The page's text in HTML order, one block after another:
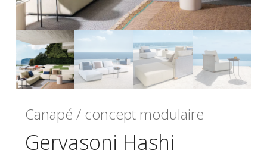
Canapé / concept modulaire
Gervasoni Hashi